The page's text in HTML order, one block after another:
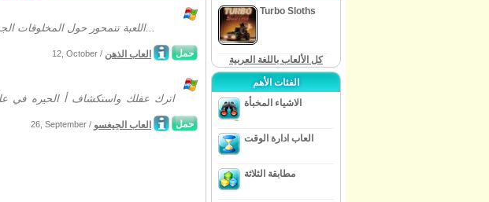
اللعبة تتمحور حول المخلوقات الجميلة الصغيرة القادرة على تحويل شكلها أو اضاءة...
حمل 12, October / العاب الذهن
اترك عقلك واستكشاف أ الحيره في
حمل 26, September / العاب الجيغسو
Turbo Sloths
كل الألعاب باللغة العربية
الفئات الأهم
الاشياء المخبأة
العاب ادارة الوقت
مطابقة الثلاثة